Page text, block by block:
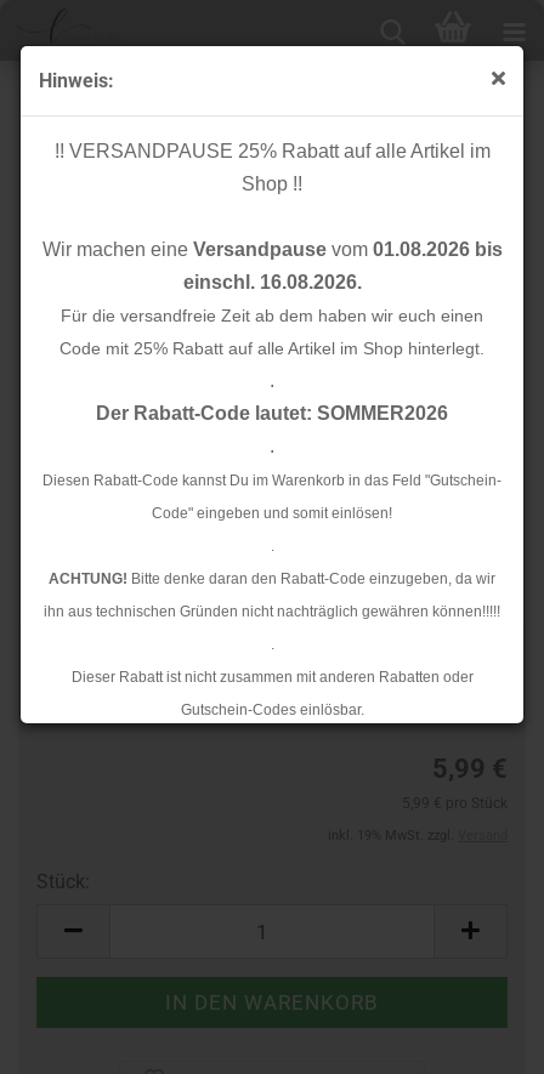
Hinweis:
!! VERSANDPAUSE 25% Rabatt auf alle Artikel im
Shop !!
Wir machen eine Versandpausevom 01.08.2026 bis
einschl. 16.08.2026.
Für die versandfreie Zeit ab dem haben wir euch einen
Code mit 25% Rabatt auf alle Artikel im Shop hinterlegt.
.
Der Rabatt-Code lautet: SOMMER2026
.
Diesen Rabatt-Code kannst Du im Warenkorb in das Feld "Gutschein-
Code" eingeben und somit einlösen!
.
ACHTUNG! Bitte denke daran den Rabatt-Code einzugeben, da wir
ihn aus technischen Gründen nicht nachträglich gewähren können!!!!!
.
Dieser Rabatt ist nicht zusammen mit anderen Rabatten oder
Gutschein-Codes einlösbar.
Ab dem 17.08.2026 versenden wir wieder wie gewohnt. Aufgrund des
Das kleine Rico Nähbuch - Weihnachten - Rico Design
5,99 €
Stück: